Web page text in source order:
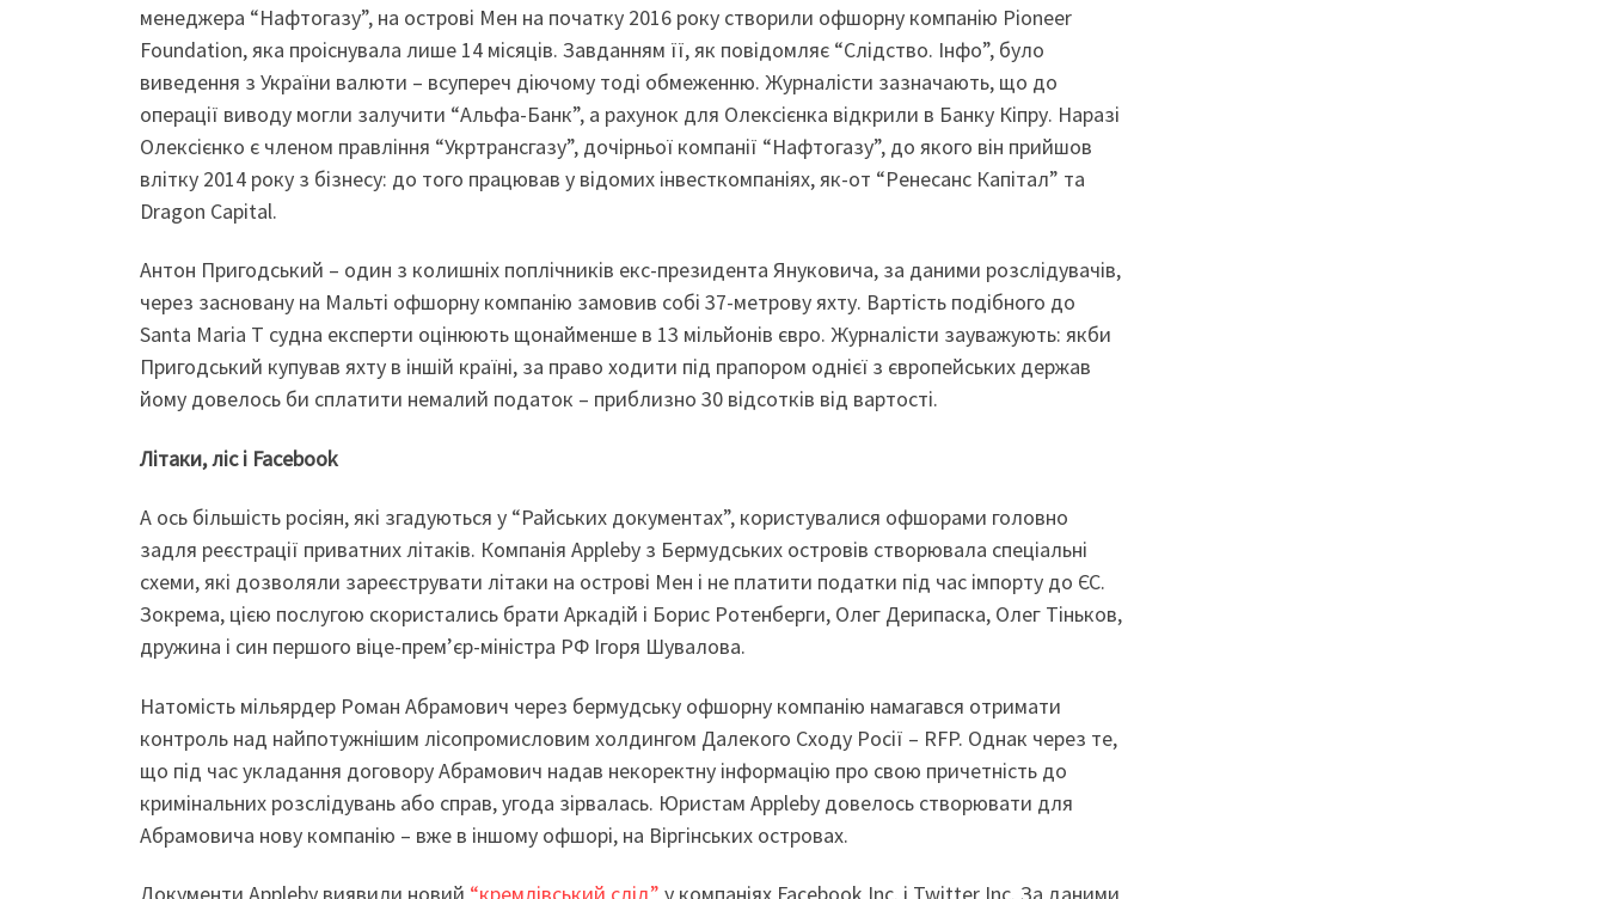
менеджера “Нафтогазу”, на острові Мен на початку 2016 року створили офшорну компанію Pioneer
Foundation, яка проіснувала лише 14 місяців. Завданням її, як повідомляє “Слідство. Інфо”, було
виведення з України валюти – всупереч діючому тоді обмеженню. Журналісти зазначають, що до
операції виводу могли залучити “Альфа-Банк”, а рахунок для Олексієнка відкрили в Банку Кіпру. Наразі
Олексієнко є членом правління “Укртрансгазу”, дочірньої компанії “Нафтогазу”, до якого він прийшов
влітку 2014 року з бізнесу: до того працював у відомих інвесткомпаніях, як-от “Ренесанс Капітал” та
Dragon Capital.
Антон Пригодський – один з колишніх поплічників екс-президента Януковича, за даними розслідувачів,
через засновану на Мальті офшорну компанію замовив собі 37-метрову яхту. Вартість подібного до
Santa Maria T судна експерти оцінюють щонайменше в 13 мільйонів євро. Журналісти зауважують: якби
Пригодський купував яхту в іншій країні, за право ходити під прапором однієї з європейських держав
йому довелось би сплатити немалий податок – приблизно 30 відсотків від вартості.
Літаки, ліс і Facebook
А ось більшість росіян, які згадуються у “Райських документах”, користувалися офшорами головно
задля реєстрації приватних літаків. Компанія Appleby з Бермудських островів створювала спеціальні
схеми, які дозволяли зареєструвати літаки на острові Мен і не платити податки під час імпорту до ЄС.
Зокрема, цією послугою скористались брати Аркадій і Борис Ротенберги, Олег Дерипаска, Олег Тіньков,
дружина і син першого віце-прем’єр-міністра РФ Ігоря Шувалова.
Натомість мільярдер Роман Абрамович через бермудську офшорну компанію намагався отримати
контроль над найпотужнішим лісопромисловим холдингом Далекого Сходу Росії – RFP. Однак через те,
що під час укладання договору Абрамович надав некоректну інформацію про свою причетність до
кримінальних розслідувань або справ, угода зірвалась. Юристам Appleby довелось створювати для
Абрамовича нову компанію – вже в іншому офшорі, на Віргінських островах.